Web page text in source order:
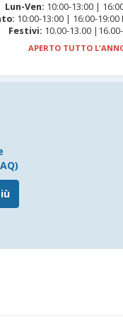
Lun-Ven: 10:00-13:00 |
10:00-13:00 | 16:00-19:00
Festivi: 10.00-13.00
APERTO TUTTO